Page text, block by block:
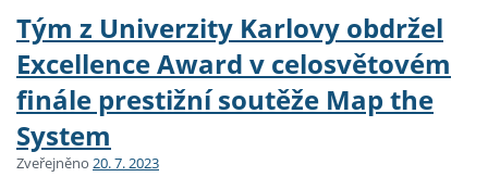
Tým z Univerzity Karlovy obdržel
Excellence Award v celosvětovém
finále prestižní soutěže Map the
System
Zveřejněno 20. 7. 2023